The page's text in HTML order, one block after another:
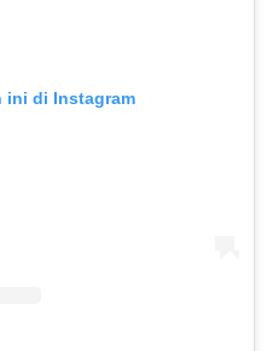
ini di Instagram